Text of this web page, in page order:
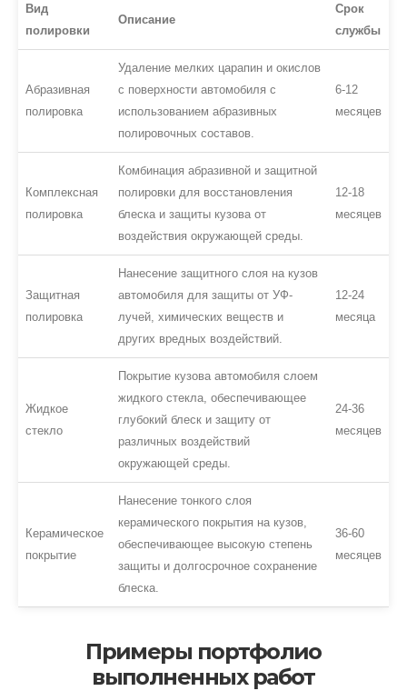
Вид
полировки
Описание
Срок
службы
Абразивная
полировка
Удаление мелких царапин и окислов
с поверхности автомобиля с
использованием абразивных
полировочных составов.
6-12
месяцев
Комплексная
полировка
Комбинация абразивной и защитной
полировки для восстановления
блеска и защиты кузова от
воздействия окружающей среды.
12-18
месяцев
Защитная
полировка
Нанесение защитного слоя на кузов
автомобиля для защиты от УФ-
лучей, химических веществ и
других вредных воздействий.
12-24
месяца
Жидкое
стекло
Покрытие кузова автомобиля слоем
жидкого стекла, обеспечивающее
глубокий блеск и защиту от
различных воздействий
окружающей среды.
24-36
месяцев
Керамическое
покрытие
Нанесение тонкого слоя
керамического покрытия на кузов,
обеспечивающее высокую степень
защиты и долгосрочное сохранение
блеска.
36-60
месяцев
Примеры портфолио
выполненных работ